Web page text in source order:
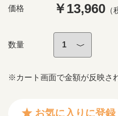
価格 ￥13,960 （
数量
※カート画面で金額が反映さ
お気に入りに登録